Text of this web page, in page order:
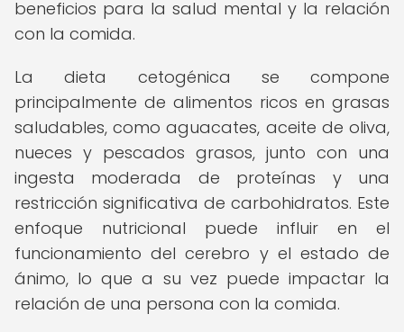
beneficios para la salud mental y la relación
con la comida.
La dieta cetogénica se compone
principalmente de alimentos ricos en grasas
saludables, como aguacates, aceite de oliva,
nueces y pescados grasos, junto con una
ingesta moderada de proteínas y una
restricción significativa de carbohidratos. Este
enfoque nutricional puede influir en el
funcionamiento del cerebro y el estado de
ánimo, lo que a su vez puede impactar la
relación de una persona con la comida.